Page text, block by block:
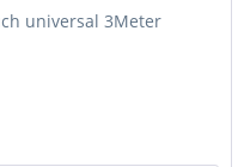
universal 3Meter